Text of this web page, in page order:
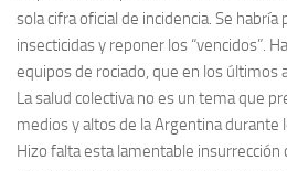
sola cifra oficial de incidencia. Se
insecticidas y reponer los “vencidos”.
equipos de rociado, que en los últimos
La salud colectiva no es un tema que
medios y altos de la Argentina durante
Hizo falta esta lamentable